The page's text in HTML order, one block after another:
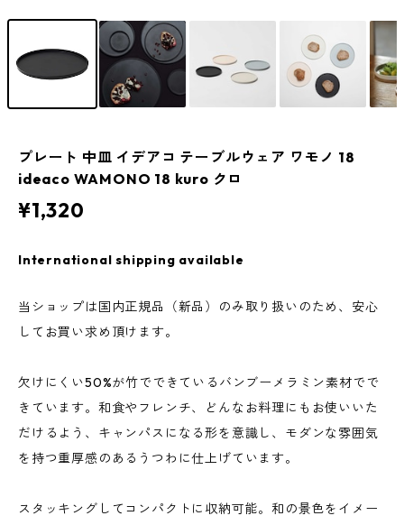
プレート 中皿 イデアコ テーブルウェア ワモノ 18
ideaco WAMONO 18 kuro クロ
¥1,320
International shipping available
当ショップは国内正規品（新品）のみ取り扱いのため、安心
してお買い求め頂けます。
欠けにくい50%が竹でできているバンブーメラミン素材でで
きています。和食やフレンチ、どんなお料理にもお使いいた
だけるよう、キャンパスになる形を意識し、モダンな雰囲気
を持つ重厚感のあるうつわに仕上げています。
スタッキングしてコンパクトに収納可能。和の景色をイメー